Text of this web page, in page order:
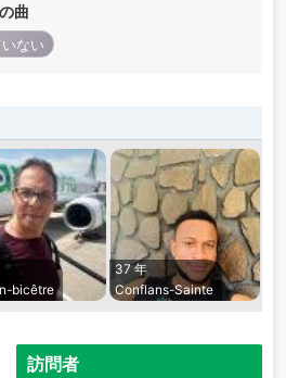
曲
ない
bicêtre
37 年
Conflans-Sainte
訪問者